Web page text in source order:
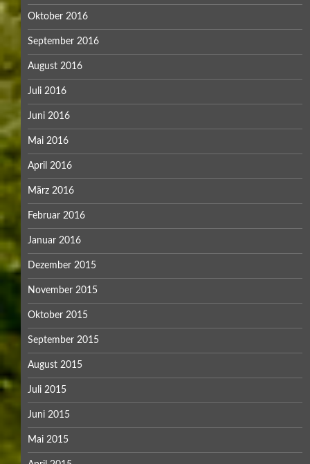
Oktober 2016
September 2016
August 2016
Juli 2016
Juni 2016
Mai 2016
April 2016
März 2016
Februar 2016
Januar 2016
Dezember 2015
November 2015
Oktober 2015
September 2015
August 2015
Juli 2015
Juni 2015
Mai 2015